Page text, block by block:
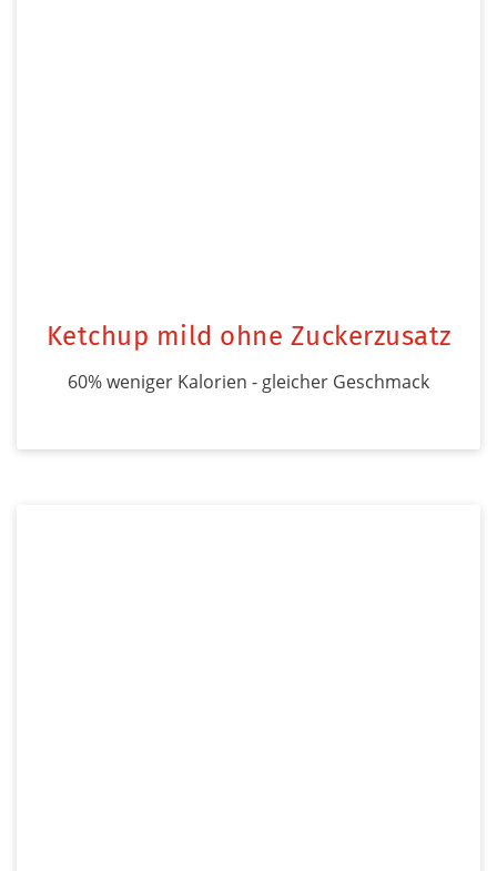
Ketchup mild ohne Zuckerzusatz
60% weniger Kalorien - gleicher Geschmack